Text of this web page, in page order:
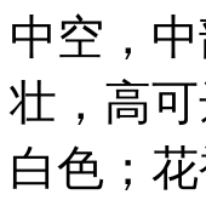
中空，
壮，高
白色；